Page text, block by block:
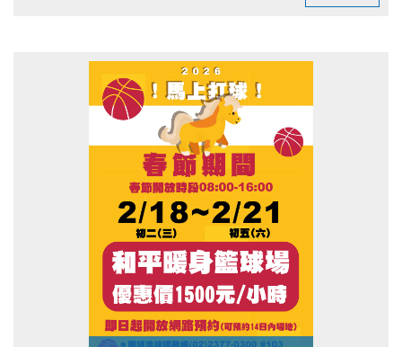
● 臨停客及日間季租客人，最晚須於
2/15(日)23:00前離場，否則須等到
2/18(三)08:00才可取車，且費用會一直累績計
● 2/18(三)~2/21(六)臨停客人，最晚須於當日
16:00前離場，否則須等到隔日營業時間才可取
車，且費用會一直累績計算！